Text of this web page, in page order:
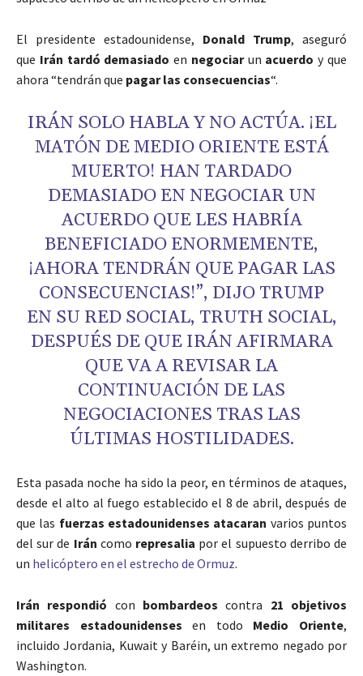
El presidente estadounidense, Donald Trump, aseguró
que Irán tardó demasiado en negociarun acuerdo y que
ahora “tendrán que pagar las consecuencias“.
IRÁN SOLO HABLA Y NO ACTÚA. ¡EL
MATÓN DE MEDIO ORIENTE ESTÁ
MUERTO! HAN TARDADO
DEMASIADO EN NEGOCIAR UN
ACUERDO QUE LES HABRÍA
BENEFICIADO ENORMEMENTE,
¡AHORA TENDRÁN QUE PAGAR LAS
CONSECUENCIAS!”, DIJO TRUMP
EN SU RED SOCIAL, TRUTH SOCIAL,
DESPUÉS DE QUE IRÁN AFIRMARA
QUE VA A REVISAR LA
CONTINUACIÓN DE LAS
NEGOCIACIONES TRAS LAS
ÚLTIMAS HOSTILIDADES.
Esta pasada noche ha sido la peor, en términos de ataques,
desde el alto al fuego establecido el 8 de abril, después de
que las fuerzas estadounidenses atacaran varios puntos
del sur de Irán como represalia por el supuesto derribo de
un helicóptero en el estrecho de Ormuz.
Irán respondió con bombardeos contra 21 objetivos
militares estadounidenses en todo Medio Oriente,
incluido Jordania, Kuwait y Baréin, un extremo negado por
Washington.